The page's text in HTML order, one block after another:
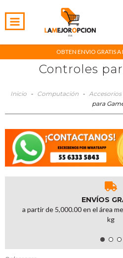
OBTEN ENVIO GRATIS A
Controles
Inicio - Computación - Accesorios
para
ENVÍOS
a partir de 5,000.00 en el área
kg